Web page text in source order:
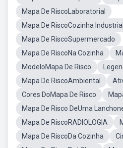
Mapa De RiscoLaboratorial
Mapa De RiscoCozinha Industrial
Mapa De RiscoSupermercado
Mapa De RiscoNa Cozinha
ModeloMapa De Risco
Mapa De RiscoAmbiental
Cores DoMapa De Risco
Mapa De Risco DeUma
Mapa De RiscoRADIOLOGIA
Mapa De RiscoDa Cozinha